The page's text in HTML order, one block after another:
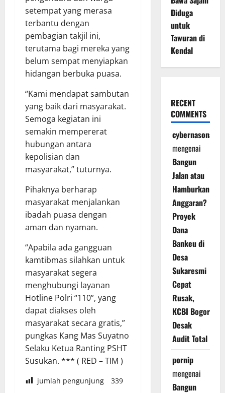
setempat yang merasa
terbantu dengan
pembagian takjil ini,
terutama bagi mereka yang
belum sempat menyiapkan
hidangan berbuka puasa.
“Kami mendapat sambutan
yang baik dari masyarakat.
Semoga kegiatan ini
semakin mempererat
hubungan antara
kepolisian dan
masyarakat,” tuturnya.
Pihaknya berharap
masyarakat menjalankan
ibadah puasa dengan
aman dan nyaman.
“Apabila ada gangguan
kamtibmas silahkan untuk
masyarakat segera
menghubungi layanan
Hotline Polri “110”, yang
dapat diakses oleh
masyarakat secara gratis,”
pungkas Kang Mas Suyatno
Selaku Ketua Ranting PSHT
Susukan. *** ( RED – TIM )
jumlah pengunjung 339
Diduga
untuk
Tawuran di
Kendal
RECENT
COMMENTS
cybernasonal
mengenai
Bangun
Jalan atau
Hamburkan
Anggaran?
Proyek
Dana
Bankeu di
Desa
Sukaresmi
Cepat
Rusak,
KCBI Bogor
Desak
Audit Total
pornip
mengenai
Bangun